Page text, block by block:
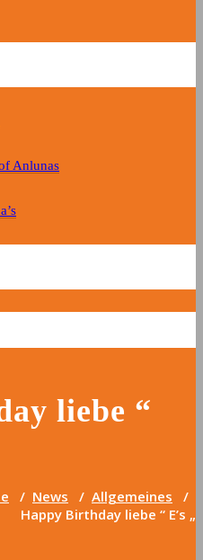
Anlunas
liebe “
/ News / Allgemeines /
Happy Birthday liebe “ E’s „